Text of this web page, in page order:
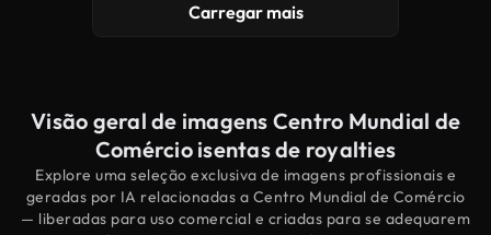
Carregar mais
Visão geral de imagens Centro Mundial de
Comércio isentas de royalties
Explore uma seleção exclusiva de imagens profissionais e
geradas por IA relacionadas a Centro Mundial de Comércio
— liberadas para uso comercial e criadas para se adequarem